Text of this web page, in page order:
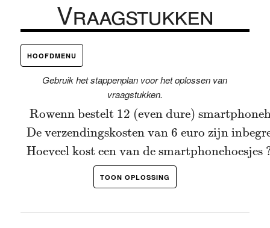
Vraagstukken
HOOFDMENU
Gebruik het stappenplan voor het oplossen van
vraagstukken.
Rowenn bestelt 12 (even dure)
De verzendingskosten van 6 euro zijn
Hoeveel kost een van de smartphonehoesjes
Rowenn bestelt 12 (even dure)
TOON OPLOSSING